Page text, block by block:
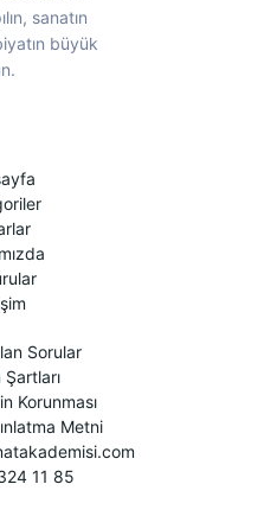
sanatın
büyük
Sorular
Şartları
Korunması
Metni
11 85